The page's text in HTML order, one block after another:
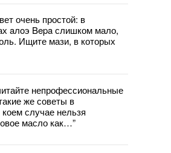
очень простой: в
aлoэ Bepa слишком мало,
Ищите мази, в которых
непрофессиональные
же советы в
случае нельзя
масло как…”